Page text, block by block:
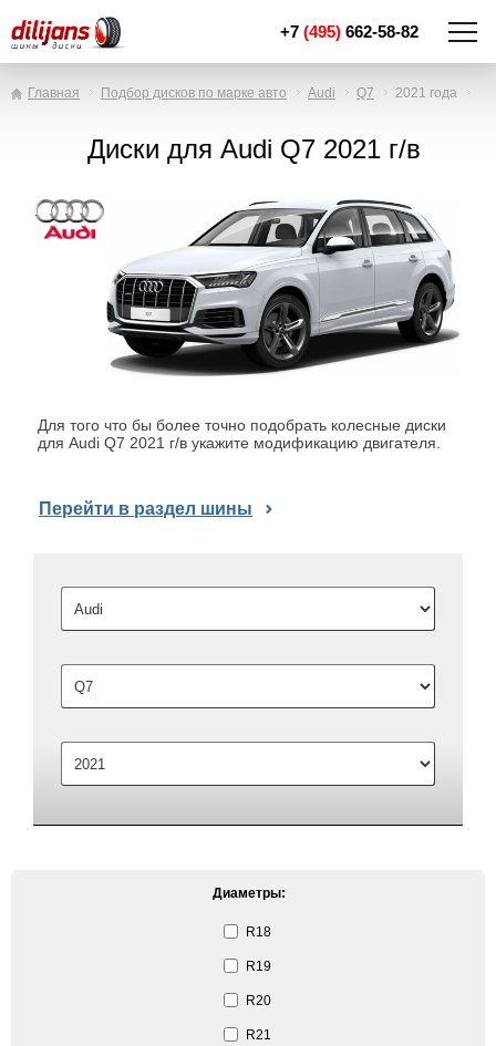
+7 (495) 662-58-82
Главная Подбор дисков по марке авто Audi Q7 2021 года
Диски для Audi Q7 2021 г/в
Для того что бы более точно подобрать колесные диски
для Audi Q7 2021 г/в укажите модификацию двигателя.
Перейти в раздел шины
Диаметры:
R18
R19
R20
R21